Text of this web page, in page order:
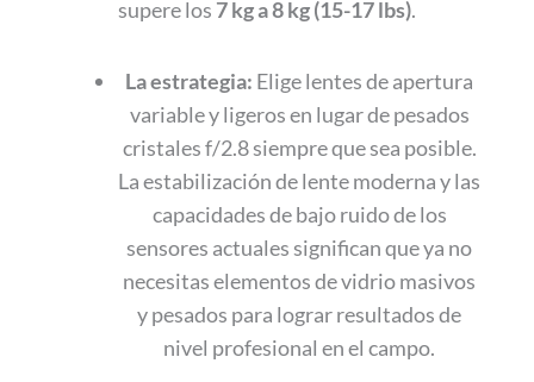
supere los 7 kg a 8 kg (15-17 lbs).
La estrategia: Elige lentes de apertura
variable y ligeros en lugar de pesados
cristales f/2.8 siempre que sea posible.
La estabilización de lente moderna y las
capacidades de bajo ruido de los
sensores actuales significan que ya no
necesitas elementos de vidrio masivos
y pesados para lograr resultados de
nivel profesional en el campo.